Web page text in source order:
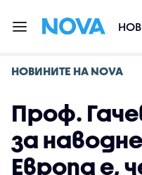
НОВИНИТЕ НА NOVA
Проф.
за
Европа е,